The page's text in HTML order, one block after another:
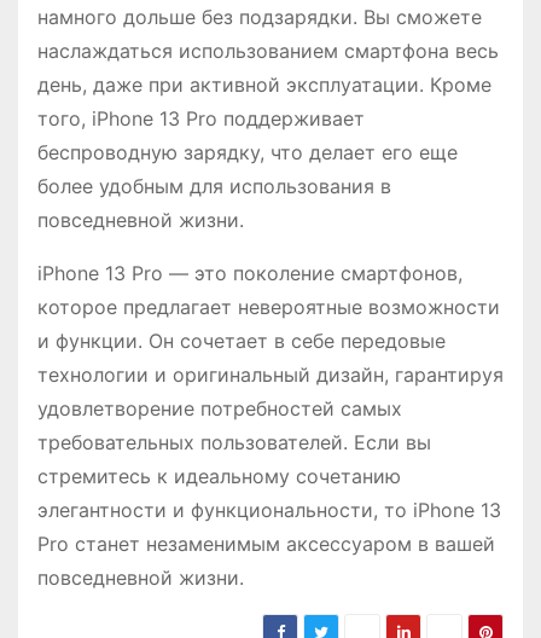
намного дольше без подзарядки. Вы сможете
наслаждаться использованием смартфона весь
день, даже при активной эксплуатации. Кроме
того, iPhone 13 Pro поддерживает
беспроводную зарядку, что делает его еще
более удобным для использования в
повседневной жизни.
iPhone 13 Pro — это поколение смартфонов,
которое предлагает невероятные возможности
и функции. Он сочетает в себе передовые
технологии и оригинальный дизайн, гарантируя
удовлетворение потребностей самых
требовательных пользователей. Если вы
стремитесь к идеальному сочетанию
элегантности и функциональности, то iPhone 13
Pro станет незаменимым аксессуаром в вашей
повседневной жизни.